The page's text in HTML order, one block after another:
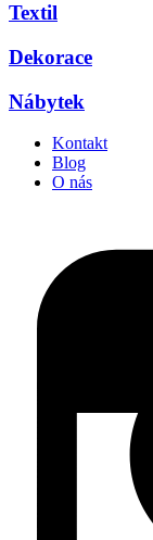
Textil
Dekorace
Nábytek
Kontakt
Blog
O nás